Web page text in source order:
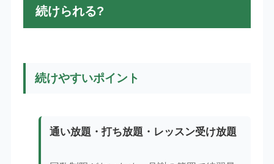
続けられる?
続けやすいポイント
通い放題・打ち放題・レッスン受け放題